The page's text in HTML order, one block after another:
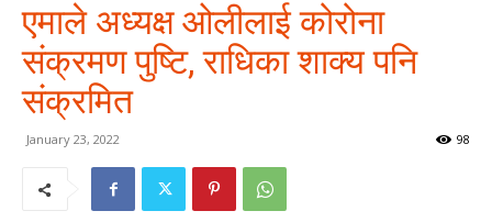
एमाले अध्यक्ष ओलीलाई कोरोना
संक्रमण पुष्टि, राधिका शाक्य पनि
संक्रमित
January 23, 2022 98